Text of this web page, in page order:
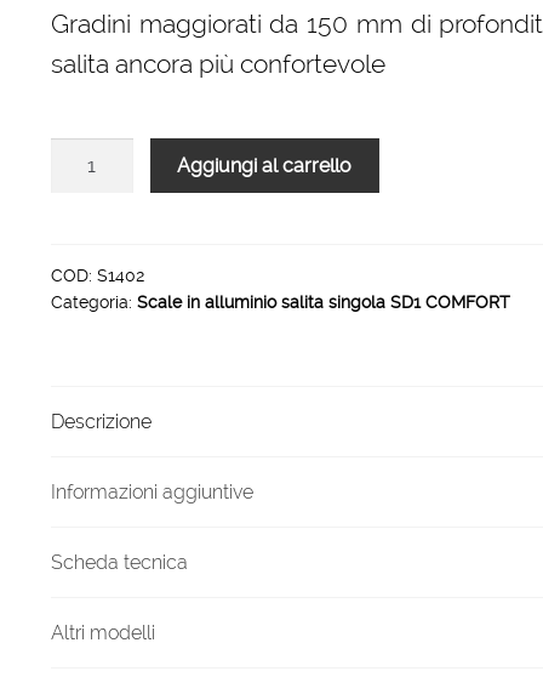
Gradini maggiorati da 150 mm di
salita ancora più confortevole
singola
SD1
quantità
Aggiungi al carrello
COD: S1402
Categoria: Scale in alluminio salita singola SD1 COMFORT
Descrizione
Informazioni aggiuntive
Scheda tecnica
Altri modelli